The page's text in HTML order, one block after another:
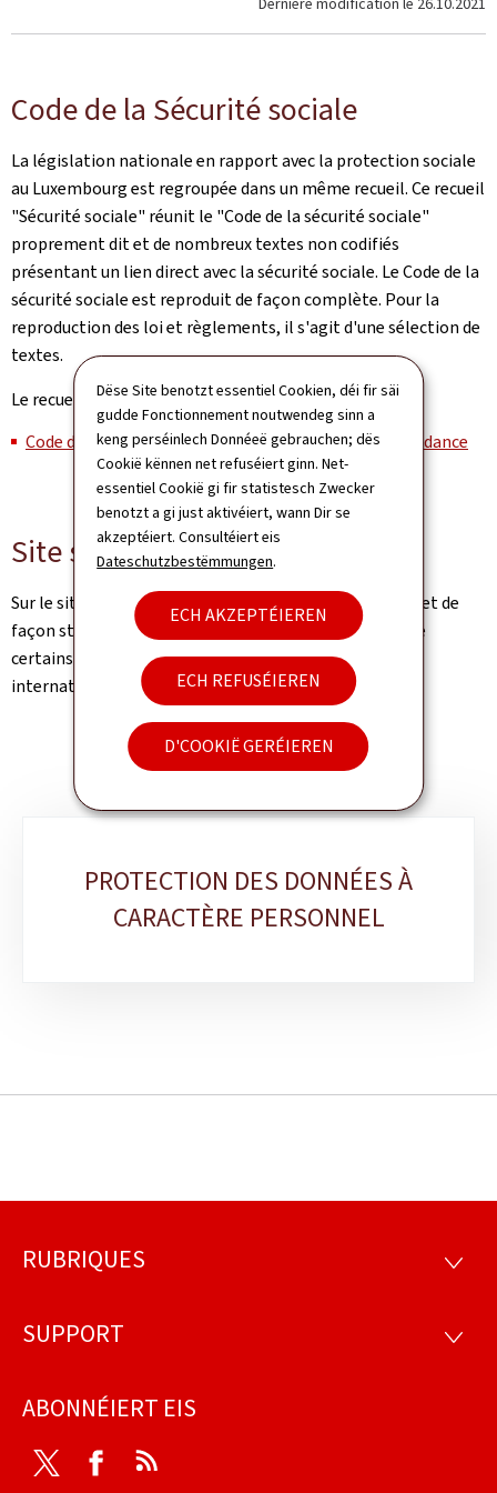
Dëse Site benotzt essentiel Cookien, déi fir säi
gudde Fonctionnement noutwendeg sinn a
keng perséinlech Donnéeë gebrauchen; dës
Cookië kënnen net refuséiert ginn. Net-
essentiel Cookië gi fir statistesch Zwecker
benotzt a gi just aktivéiert, wann Dir se
akzeptéiert. Consultéiert eis
Dateschutzbestëmmungen.
ECH AKZEPTÉIEREN
ECH REFUSÉIEREN
D'COOKIË GERÉIEREN
Code de la Sécurité sociale
La législation nationale en rapport avec la protection sociale
au Luxembourg est regroupée dans un même recueil. Ce recueil
"Sécurité sociale" réunit le "Code de la sécurité sociale"
proprement dit et de nombreux textes non codifiés
présentant un lien direct avec la sécurité sociale. Le Code de la
sécurité sociale est reproduit de façon complète. Pour la
reproduction des loi et règlements, il s'agit d'une sélection de
textes.
Le recueil est mis à jour annuellement.
Code de la sécurité sociale: Livre V – Assurance dépendance
Site secu.lu
Sur le site www.secu.lu
vous pouvez consulter en ligne et de
façon structurée le Code de la sécurité sociale ainsi que
certains règlements et conventions de législation
internationale.
sectionsPROTECTION DES DONNÉES À
CARACTÈRE PERSONNEL
Fousszeil
RUBRIQUES
SUPPORT
ABONNÉIERT EIS
Twitter Facebook